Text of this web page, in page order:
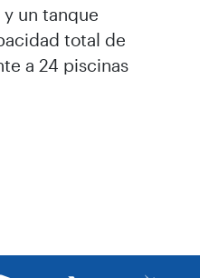
un tanque
total de
a 24 piscinas